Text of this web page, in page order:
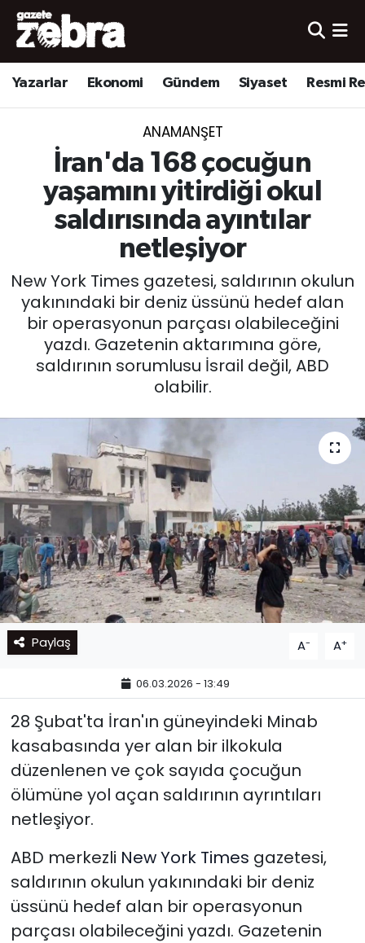
Yazarlar Ekonomi Gündem Siyaset Resmi
ANAMANŞET
İran'da 168 çocuğun
yaşamını yitirdiği okul
saldırısında ayıntılar
netleşiyor
New York Times gazetesi, saldırının okulun
yakınındaki bir deniz üssünü hedef alan
bir operasyonun parçası olabileceğini
yazdı. Gazetenin aktarımına göre,
saldırının sorumlusu İsrail değil, ABD
olabilir.
Paylaş A- A+
06.03.2026 - 13:49
28 Şubat'ta İran'ın güneyindeki Minab
kasabasında yer alan bir ilkokula
düzenlenen ve çok sayıda çocuğun
ölümüne yol açan saldırının ayrıntıları
netleşiyor.
ABD merkezli New York Times gazetesi,
saldırının okulun yakınındaki bir deniz
üssünü hedef alan bir operasyonun
parçası olabileceğini yazdı. Gazetenin
Yazarlar
Ekonomi
Kültür-Sanat
Yerel
Spor
Nöbetçi Eczaneler
Hava Durumu
Trafik Durumu
Süper Lig Puan Durumu ve Fikstür
Tüm Manşetler
Son Dakika Haberleri
Haber Arşivi